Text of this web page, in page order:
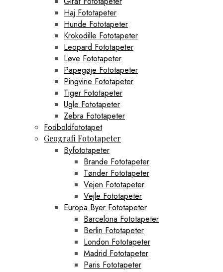
Haj Fototapeter
Hunde Fototapeter
Krokodille Fototapeter
Leopard Fototapeter
Løve Fototapeter
Papegøje Fototapeter
Pingvine Fototapeter
Tiger Fototapeter
Ugle Fototapeter
Zebra Fototapeter
Fodboldfototapet
Geografi Fototapeter
Byfototapeter
Brande Fototapeter
Tønder Fototapeter
Vejen Fototapeter
Vejle Fototapeter
Europa Byer Fototapeter
Barcelona Fototapeter
Berlin Fototapeter
London Fototapeter
Madrid Fototapeter
Paris Fototapeter